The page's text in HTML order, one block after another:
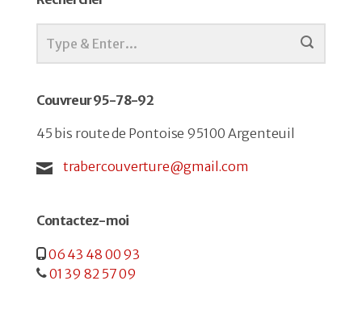
Couvreur 95-78-92
45 bis route de Pontoise 95100 Argenteuil
trabercouverture@gmail.com
Contactez-moi
06 43 48 00 93
01 39 82 57 09